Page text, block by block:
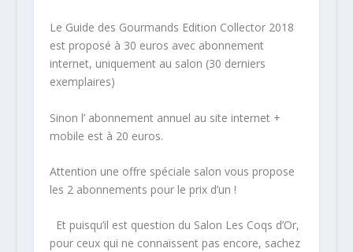
Le Guide des Gourmands Edition Collector 2018
est proposé à 30 euros avec abonnement
internet, uniquement au salon (30 derniers
exemplaires)
Sinon l’ abonnement annuel au site internet +
mobile est à 20 euros.
Attention une offre spéciale salon vous propose
les 2 abonnements pour le prix d’un !
Et puisqu’il est question du Salon Les Coqs d’Or,
pour ceux qui ne connaissent pas encore, sachez